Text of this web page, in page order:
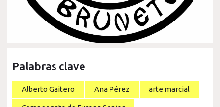
Palabras clave
Alberto Gaitero Ana Pérez arte marcial